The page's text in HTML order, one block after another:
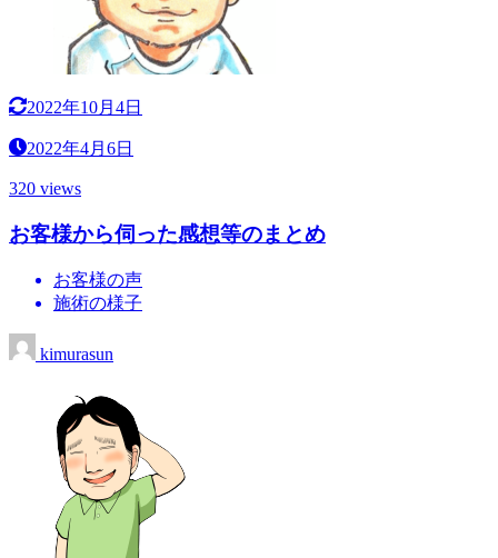
2022年10月4日
2022年4月6日
320 views
お客様から伺った感想等のまとめ
お客様の声
施術の様子
kimurasun